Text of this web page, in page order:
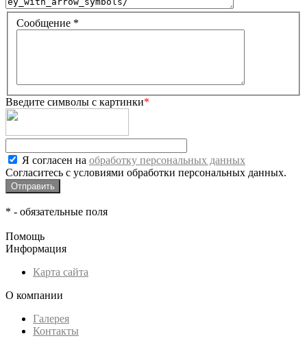
Сообщение *
Введите символы с картинки*
Я согласен на обработку персональных данных
Согласитесь с условиями обработки персональных данных.
* - обязательные поля
Помощь
Информация
Карта сайта
О компании
Галерея
Контакты